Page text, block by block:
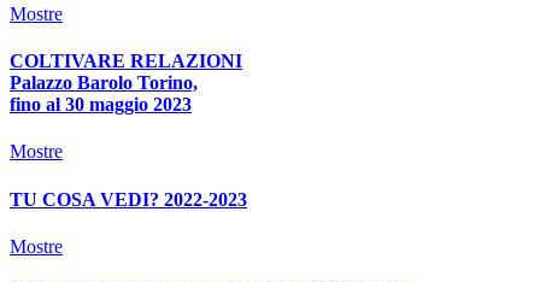
Mostre
COLTIVARE RELAZIONI
Palazzo Barolo Torino,
fino al 30 maggio 2023
Mostre
TU COSA VEDI? 2022-2023
Mostre